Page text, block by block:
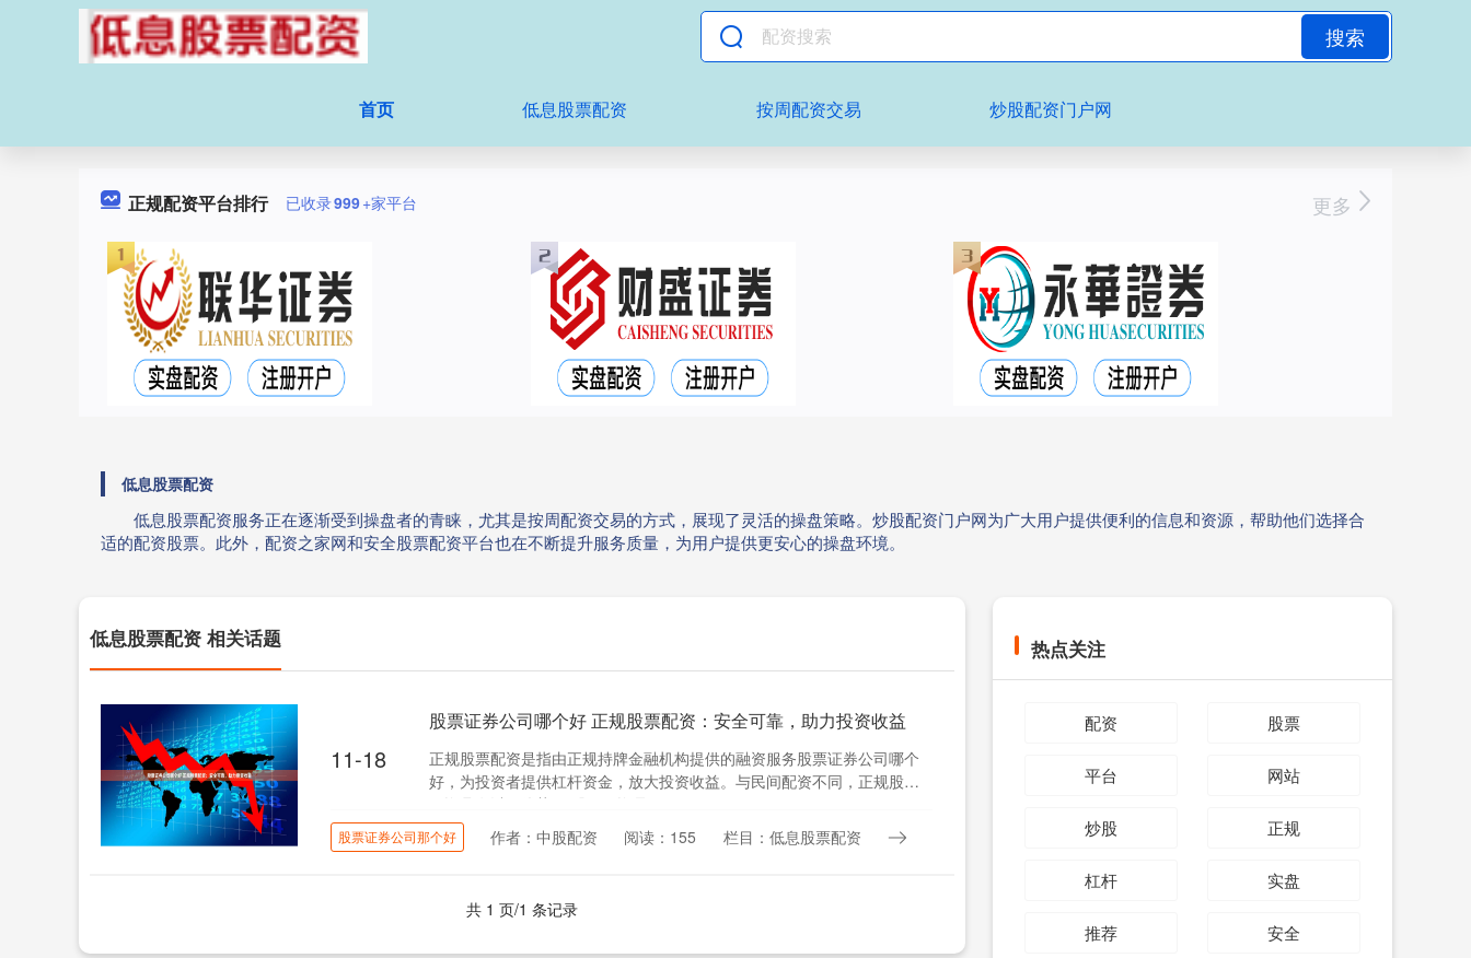
搜索
首页 低息股票配资 按周配资交易 炒股配资门户网
正规配资平台排行 已收录999+家平台 更多
低息股票配资
低息股票配资服务正在逐渐受到操盘者的青睐，尤其是按周配资交易的方式，展现了灵活的操盘策略。炒股配资门户网为广大用户提供便利的信息和资源，帮助他们选择合
适的配资股票。此外，配资之家网和安全股票配资平台也在不断提升服务质量，为用户提供更安心的操盘环境。
低息股票配资 相关话题
11-18
股票证券公司哪个好 正规股票配资：安全可靠，助力投资收益
正规股票配资是指由正规持牌金融机构提供的融资服务股票证券公司哪个
好，为投资者提供杠杆资金，放大投资收益。与民间配资不同，正规股票
配资具有以下优势： 股票配资是一....
股票证券公司那个好 作者：中股配资 阅读：155 栏目：低息股票配资
共 1 页/1 条记录
热点关注
配资 股票
平台 网站
炒股 正规
杠杆 实盘
推荐 安全